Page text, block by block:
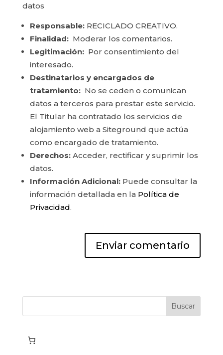
datos
Responsable:RECICLADO CREATIVO.
Finalidad:Moderar los comentarios.
Legitimación:Por consentimiento del
interesado.
Destinatarios y encargados de
tratamiento:No se ceden o comunican
datos a terceros para prestar este servicio.
El Titular ha contratado los servicios de
alojamiento web a Siteground que actúa
como encargado de tratamiento.
Derechos:Acceder, rectificar y suprimir los
datos.
Información Adicional:Puede consultar la
información detallada en la Política de
Privacidad.